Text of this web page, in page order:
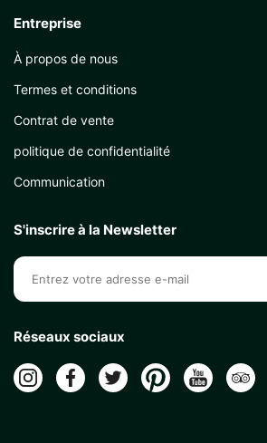
Entreprise
À propos de nous
Termes et conditions
Contrat de vente
politique de confidentialité
Communication
S'inscrire à la Newsletter
Réseaux sociaux